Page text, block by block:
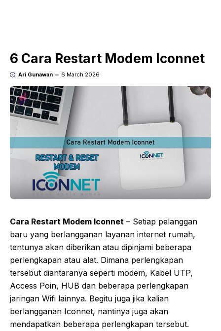
6 Cara Restart Modem Iconnet
Ari Gunawan 6 March 2026
Cara Restart Modem Iconnet – Setiap pelanggan
baru yang berlangganan layanan internet rumah,
tentunya akan diberikan atau dipinjami beberapa
perlengkapan atau alat. Dimana perlengkapan
tersebut diantaranya seperti modem, Kabel UTP,
Access Poin, HUB dan beberapa perlengkapan
jaringan Wifi lainnya. Begitu juga jika kalian
berlangganan Iconnet, nantinya juga akan
mendapatkan beberapa perlengkapan tersebut.